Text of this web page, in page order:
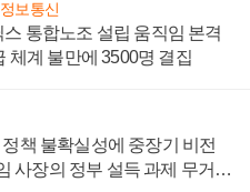
보통신
통합노조 설립 움직임 본격
체계 불만에 3500명 결집
책 불확실성에 중장기 비전
사장의 정부 설득 과제 무거워